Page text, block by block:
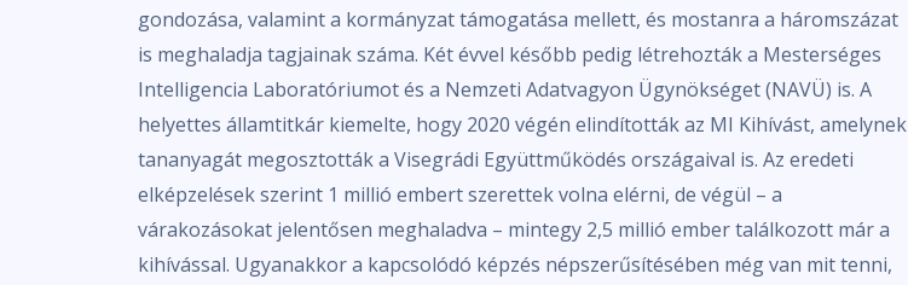
gondozása, valamint a kormányzat támogatása mellett, és mostanra a háromszázat
is meghaladja tagjainak száma. Két évvel később pedig létrehozták a Mesterséges
Intelligencia Laboratóriumot és a Nemzeti Adatvagyon Ügynökséget (NAVÜ) is. A
helyettes államtitkár kiemelte, hogy 2020 végén elindították az MI Kihívást, amelynek
tananyagát megosztották a Visegrádi Együttműködés országaival is. Az eredeti
elképzelések szerint 1 millió embert szerettek volna elérni, de végül – a
várakozásokat jelentősen meghaladva – mintegy 2,5 millió ember találkozott már a
kihívással. Ugyanakkor a kapcsolódó képzés népszerűsítésében még van mit tenni,